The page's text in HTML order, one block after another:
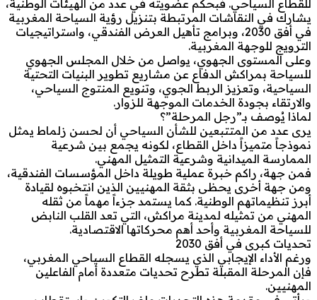
للقطاع السياحي. فبحكم عضويته في عدد من الهيئات الوطنية،
يشارك في النقاشات المرتبطة بتنزيل رؤية السياحة المغربية
في أفق 2030، وبرامج تأهيل العرض الفندقي، واستراتيجيات
الترويج للوجهة المغربية.
وعلى المستوى الجهوي، يواصل من خلال المجلس الجهوي
للسياحة بمراكش الدفاع عن مشاريع تطوير البنيات التحتية
السياحية، وتعزيز الربط الجوي، وتنويع المنتوج السياحي،
والارتقاء بجودة الخدمات الموجهة للزوار.
لماذا يُوصف بـ”رجل المرحلة”؟
يرى عدد من المتتبعين للشأن السياحي أن لحسن زلماط يمثل
نموذجاً متميزاً داخل القطاع، لكونه يجمع بين شرعية
الممارسة الميدانية وشرعية التمثيل المهني.
فمن جهة، راكم خبرة عملية طويلة داخل المؤسسات الفندقية،
ومن جهة أخرى يحظى بثقة المهنيين الذين انتخبوه لقيادة
أبرز تنظيماتهم الوطنية. كما يستمد جزءاً مهماً من ثقله
المهني من تمثيله لمدينة مراكش، التي تعد القلب النابض
للسياحة المغربية وأحد أهم محركاتها الاقتصادية.
تحديات كبرى في أفق 2030
ورغم الأداء الإيجابي الذي يسجله القطاع السياحي المغربي،
فإن المرحلة المقبلة تطرح تحديات متعددة أمام الفاعلين
المهنيين.